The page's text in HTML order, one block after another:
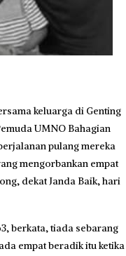
keluarga di Genting
UMNO Bahagian
pulang mereka
mengorbankan empat
dekat Janda Baik, hari
berkata, tiada sebarang
empat beradik itu ketika